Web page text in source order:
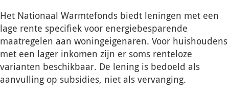
Het Nationaal Warmtefonds biedt leningen met een
lage rente specifiek voor energiebesparende
maatregelen aan woningeigenaren. Voor huishoudens
met een lager inkomen zijn er soms renteloze
varianten beschikbaar. De lening is bedoeld als
aanvulling op subsidies, niet als vervanging.